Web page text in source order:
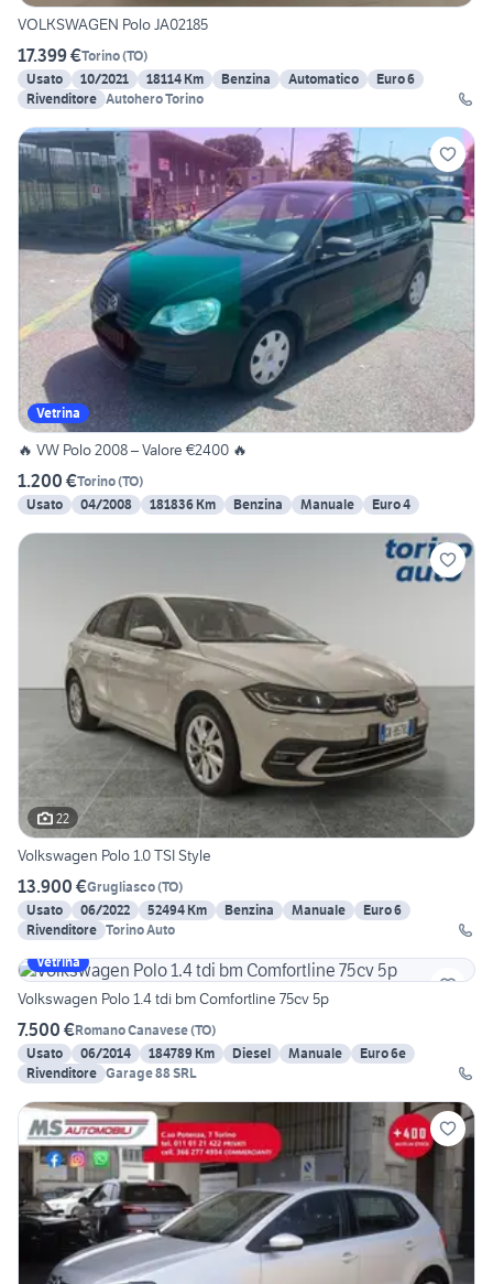
VOLKSWAGEN Polo JA02185
17.399 €Torino(TO)
Usato
10/2021 18114 Km Benzina Automatico
Euro 6
Rivenditore Autohero Torino
Vetrina
🔥 VW Polo 2008 – Valore €2400 🔥
1.200 €Torino(TO)
Usato
04/2008 181836 Km Benzina Manuale Euro 4
22
Volkswagen Polo 1.0 TSI Style
13.900 €Grugliasco(TO)
Usato
06/2022 52494 Km Benzina Manuale
Euro 6
Rivenditore Torino Auto
Vetrina
Volkswagen Polo 1.4 tdi bm Comfortline 75cv 5p
7.500 €Romano Canavese(TO)
Usato
06/2014 184789 Km Diesel Manuale
Euro 6e
Rivenditore Garage 88 SRL